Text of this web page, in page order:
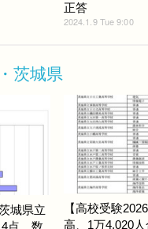
正答
2024.1.9 Tue 9:00
茨城県
城県立
点…数
【高校受験
高、1万4,020